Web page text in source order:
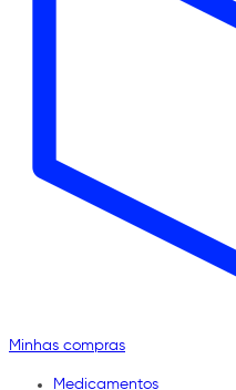
Minhas compras
Medicamentos